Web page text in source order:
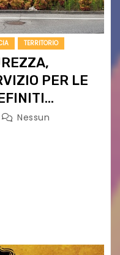
TERRITORIO
PER LE
ORARIO
Nessun